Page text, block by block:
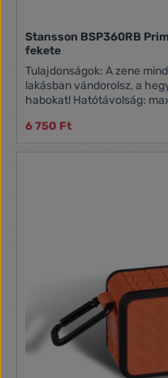
Stansson BSP360RB
fekete
Tulajdonságok: A zene
lakásban vándorolsz, a
habokat! Hatótávolság: max. 10m Frekvencia tartomány: 90
óra Extrák: Bluetooth, FM
MicroSD kártyahely, Micro
6 750 Ft